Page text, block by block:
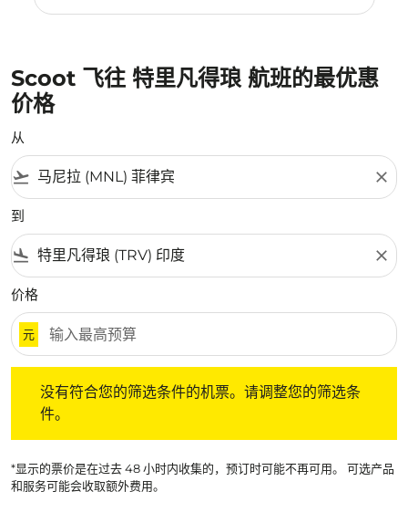
Scoot 飞往 特里凡得琅 航班的最优惠
价格
从
flight_takeoff close
到
flight_land close
价格
元
没有符合您的筛选条件的机票。请调整您的筛选条
件。
*显示的票价是在过去 48 小时内收集的，预订时可能不再可用。 可选产品
和服务可能会收取额外费用。